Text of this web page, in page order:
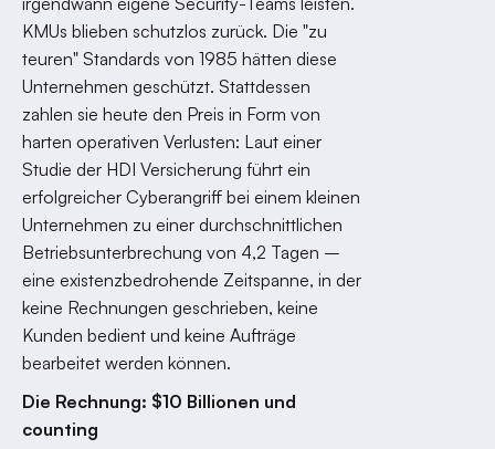
KMUs blieben schutzlos zurück. Die "zu
teuren" Standards von 1985 hätten diese
Unternehmen geschützt. Stattdessen
zahlen sie heute den Preis in Form von
harten operativen Verlusten: Laut einer
Studie der HDI Versicherung führt ein
erfolgreicher Cyberangriff bei einem kleinen
Unternehmen zu einer durchschnittlichen
Betriebsunterbrechung von 4,2 Tagen –
eine existenzbedrohende Zeitspanne, in der
keine Rechnungen geschrieben, keine
Kunden bedient und keine Aufträge
bearbeitet werden können.
Die Rechnung: $10 Billionen und
counting